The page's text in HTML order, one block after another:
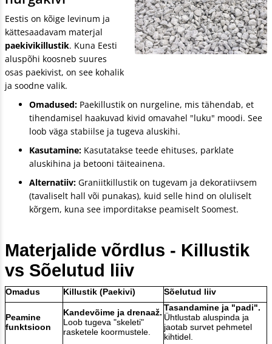
Eestis on kõige levinum ja
kättesaadavam materjal
paekivikillustik. Kuna Eesti
aluspõhi koosneb suures
osas paekivist, on see kohalik
ja soodne valik.
Omadused: Paekillustik on nurgeline, mis tähendab, et
tihendamisel haakuvad kivid omavahel "luku" moodi. See
loob väga stabiilse ja tugeva aluskihi.
Kasutamine: Kasutatakse teede ehituses, parklate
aluskihina ja betooni täiteainena.
Alternatiiv: Graniitkillustik on tugevam ja dekoratiivsem
(tavaliselt hall või punakas), kuid selle hind on oluliselt
kõrgem, kuna see imporditakse peamiselt Soomest.
Materjalide võrdlus - Killustik
vs Sõelutud liiv
Omadus Killustik (Paekivi) Sõelutud liiv
Peamine
funktsioon
Kandevõime ja drenaaž.
Loob tugeva "skeleti"
rasketele koormustele.
Tasandamine ja "padi".
Ühtlustab aluspinda ja
jaotab survet pehmetel
kihtidel.